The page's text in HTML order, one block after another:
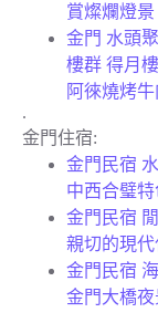
賞燦爛燈
金門 水頭
樓群 得月
阿徠燒烤
.
金門住宿:
金門民宿
中西合璧
金門民宿
親切的現
金門民宿
金門大橋夜